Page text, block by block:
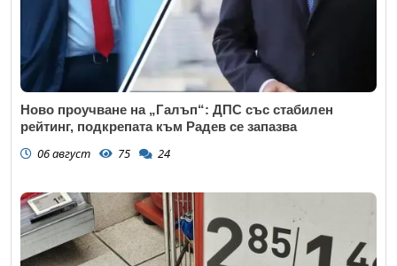
Ново проучване на „Галъп“: ДПС със стабилен
рейтинг, подкрепата към Радев се запазва
06 август 75 24